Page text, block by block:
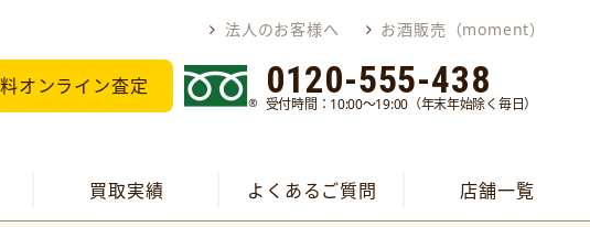
法人のお客様へ お酒販売（moment）
オンライン査定 0120-555-438
受付時間：10:00～19:00（年末年始除く毎日）
買取実績 よくあるご質問 店舗一覧